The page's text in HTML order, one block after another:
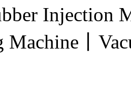
Machine丨